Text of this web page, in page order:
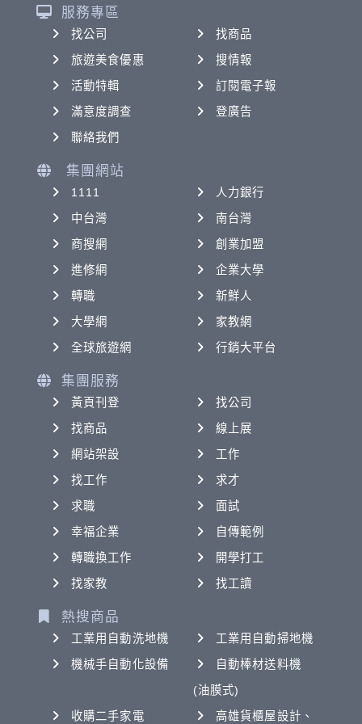
服務專區
找公司
找商品
旅遊美食優惠
搜情報
活動特輯
訂閱電子報
滿意度調查
登廣告
聯絡我們
集團網站
1111
人力銀行
中台灣
南台灣
商搜網
創業加盟
進修網
企業大學
轉職
新鮮人
大學網
家教網
全球旅遊網
行銷大平台
集團服務
黃頁刊登
找公司
找商品
線上展
網站架設
工作
找工作
求才
求職
面試
幸福企業
自傳範例
轉職換工作
開學打工
找家教
找工讀
熱搜商品
工業用自動洗地機
工業用自動掃地機
機械手自動化設備
自動棒材送料機
(油膜式)
收購二手家電
高雄貨櫃屋設計、